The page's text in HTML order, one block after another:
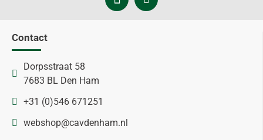
Contact
Dorpsstraat 58
7683 BL Den Ham
+31 (0)546 671251
webshop@cavdenham.nl